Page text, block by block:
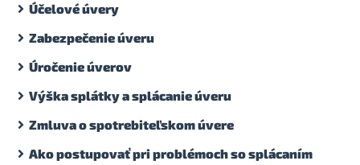
Účelové úvery
Zabezpečenie úveru
Úročenie úverov
Výška splátky a splácanie úveru
Zmluva o spotrebiteľskom úvere
Ako postupovať pri problémoch so splácaním